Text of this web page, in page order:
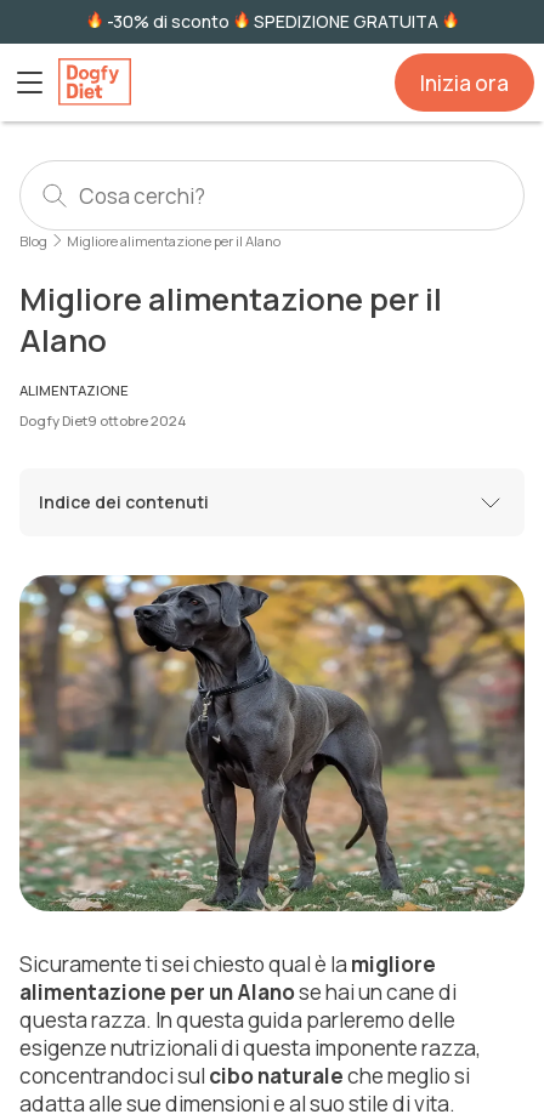
-30% di sconto SPEDIZIONE GRATUITA
Inizia ora
Blog Migliore alimentazione per il Alano
Migliore alimentazione per il
Alano
ALIMENTAZIONE
Dogfy Diet9 ottobre 2024
Indice dei contenuti
Sicuramente ti sei chiesto qual è la migliore
alimentazione per un Alanose hai un cane di
questa razza. In questa guida parleremo delle
esigenze nutrizionali di questa imponente razza,
concentrandoci sul cibo naturaleche meglio si
adatta alle sue dimensioni e al suo stile di vita.